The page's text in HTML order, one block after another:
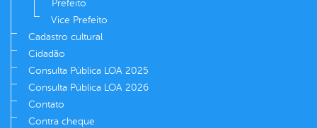
Prefeito
Vice Prefeito
Cadastro cultural
Cidadão
Consulta Pública LOA 2025
Consulta Pública LOA 2026
Contato
Contra cheque